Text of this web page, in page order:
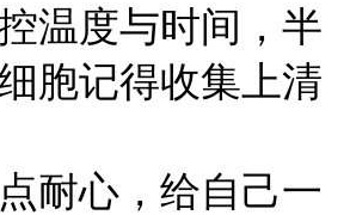
温度与时间，半
胞记得收集上清
耐心，给自己一